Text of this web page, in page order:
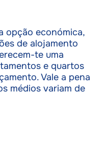
opção económica,
de alojamento
te uma
e quartos
Vale a pena
médios variam de